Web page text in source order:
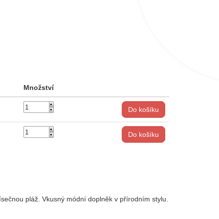
Množství
Do košíku
Do košíku
pláž. Vkusný módní doplněk v přírodním stylu.